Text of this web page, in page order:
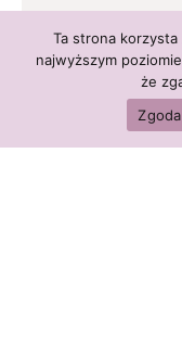
Ta strona korzysta
najwyższym
że
Zgoda